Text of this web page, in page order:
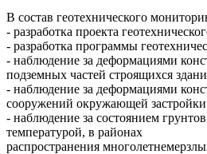
В состав геотехнического
- разработка проекта
- разработка программы
- наблюдение за деформациями
подземных частей строящихся
- наблюдение за деформациями
сооружений окружающей
- наблюдение за состоянием
температурой, в районах
распространения